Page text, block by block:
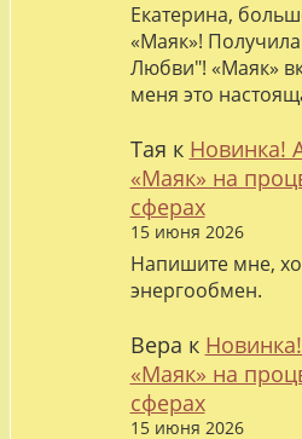
Екатерина,
«Маяк»!
Любви"! «Маяк»
меня это
Тая к Новинка!
«Маяк» на
сферах
15 июня 2026
Напишите мне,
энергообмен.
Вера к
«Маяк» на
сферах
15 июня 2026